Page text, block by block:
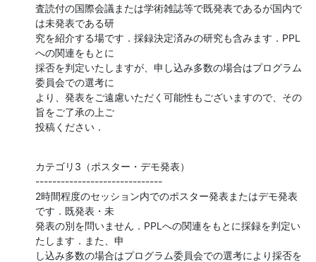
査読付の国際会議または学術雑誌等で既発表であるが国内で
は未発表である研
究を紹介する場です．採録決定済みの研究も含みます．PPL
への関連をもとに
採否を判定いたしますが、申し込み多数の場合はプログラム
委員会での選考に
より、発表をご遠慮いただく可能性もございますので、その
旨をご了承の上ご
投稿ください．
カテゴリ3（ポスター・デモ発表）
------------------------------
2時間程度のセッション内でのポスター発表またはデモ発表
です．既発表・未
発表の別を問いません．PPLへの関連をもとに採録を判定い
たします．また、申
し込み多数の場合はプログラム委員会での選考により採否を